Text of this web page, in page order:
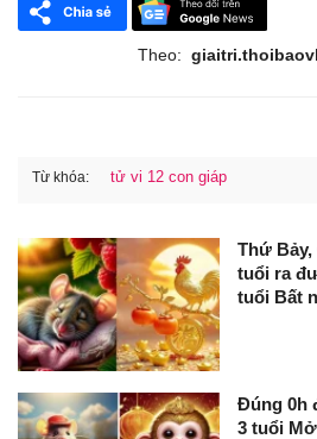
Theo:
Từ khóa: tử vi 12 con giáp
Thứ Bảy,
tuổi ra
tuổi Bất
Đúng 0h
3 tuổi